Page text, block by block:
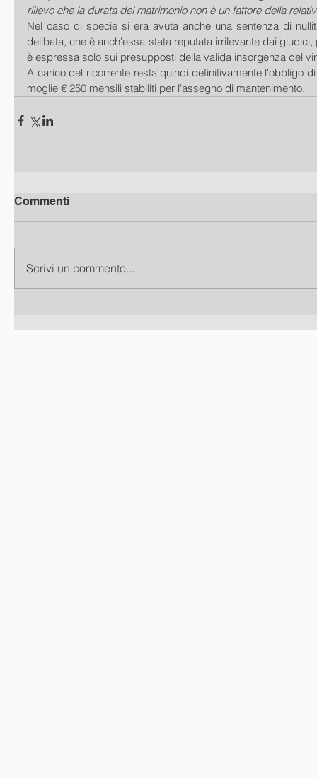
rilievo che la durata del matrimonio non è un fattore della
Nel caso di specie si era avuta anche una sentenza di
delibata, che è anch'essa stata reputata irrilevante dai
è espressa solo sui presupposti della valida insorgenza del
A carico del ricorrente resta quindi definitivamente l'obbligo
moglie € 250 mensili stabiliti per l'assegno di mantenimento.
Commenti
Scrivi un commento...